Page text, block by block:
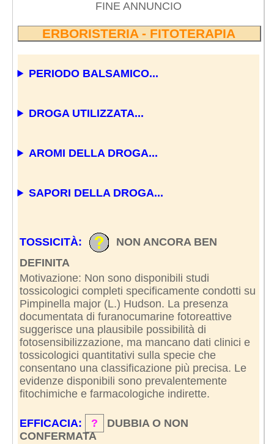
FINE ANNUNCIO
ERBORISTERIA - FITOTERAPIA
PERIODO BALSAMICO...
DROGA UTILIZZATA...
AROMI DELLA DROGA...
SAPORI DELLA DROGA...
TOSSICITÀ:
NON ANCORA BEN
DEFINITA
Motivazione: Non sono disponibili studi
tossicologici completi specificamente condotti su
Pimpinella major (L.) Hudson. La presenza
documentata di furanocumarine fotoreattive
suggerisce una plausibile possibilità di
fotosensibilizzazione, ma mancano dati clinici e
tossicologici quantitativi sulla specie che
consentano una classificazione più precisa. Le
evidenze disponibili sono prevalentemente
fitochimiche e farmacologiche indirette.
EFFICACIA: ?
DUBBIA O NON
CONFERMATA